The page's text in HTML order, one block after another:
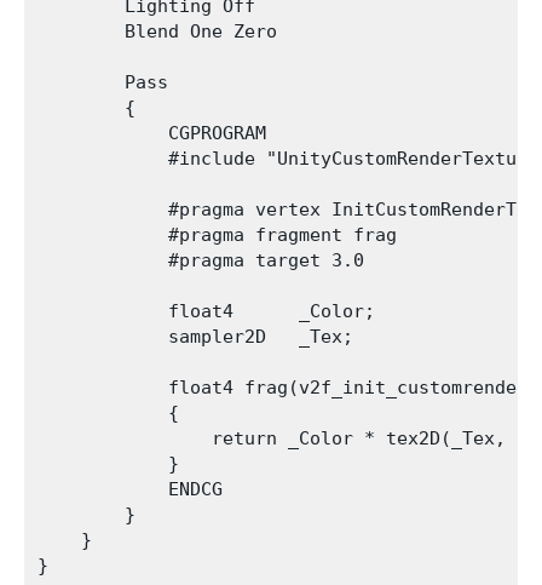
        Lighting Off
        Blend One Zero
        Pass
        {
            CGPROGRAM
#include
#pragma vertex
            #pragma fragment frag
            #pragma target 3.0
            float4      _Color;
            sampler2D   _Tex;
float4
            {
return _Color * tex2D(_Tex,
            }
            ENDCG
        }
    }